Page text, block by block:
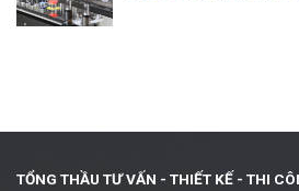
TỔNG THẦU TƯ VẤN - THIẾT KẾ - THI